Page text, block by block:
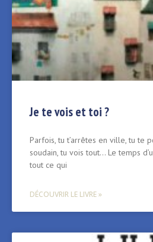
Je te vois et toi ?
Parfois, tu t’arrêtes en ville, tu te
soudain, tu vois tout… Le temps
tout ce qui
DÉCOUVRIR LE LIVRE »